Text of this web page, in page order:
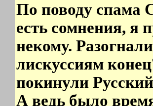
По поводу спама
есть сомнения, я
некому.
лискуссиям
покинули
А ведь было